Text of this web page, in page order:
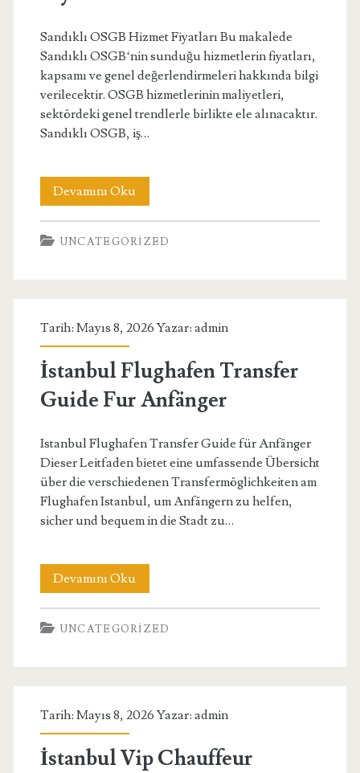
Sandıklı OSGB Hizmet Fiyatları Bu makalede
Sandıklı OSGB‘nin sunduğu hizmetlerin fiyatları,
kapsamı ve genel değerlendirmeleri hakkında bilgi
verilecektir. OSGB hizmetlerinin maliyetleri,
sektördeki genel trendlerle birlikte ele alınacaktır.
Sandıklı OSGB, iş…
Devamını OkuSandikli
Osgb
Hizmet
UNCATEGORIZED
Tarih: Mayıs 8, 2026 Yazar: admin
İstanbul Flughafen Transfer
Guide Fur Anfänger
Istanbul Flughafen Transfer Guide für Anfänger
Dieser Leitfaden bietet eine umfassende Übersicht
über die verschiedenen Transfermöglichkeiten am
Flughafen Istanbul, um Anfängern zu helfen,
sicher und bequem in die Stadt zu…
Devamını Okuİstanbul
Flughafen
Transfer
Anfänger
UNCATEGORIZED
Tarih: Mayıs 8, 2026 Yazar: admin
İstanbul Vip Chauffeur